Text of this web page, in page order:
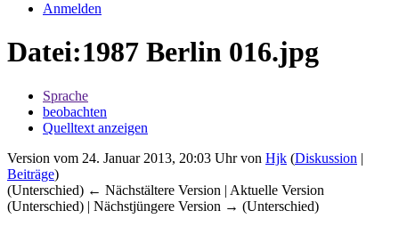
Anmelden
Datei:1987 Berlin 016.jpg
Sprache
beobachten
Quelltext anzeigen
Version vom 24. Januar 2013, 20:03 Uhr von Hjk (Diskussion |
Beiträge)
(Unterschied) ← Nächstältere Version | Aktuelle Version
(Unterschied) | Nächstjüngere Version → (Unterschied)